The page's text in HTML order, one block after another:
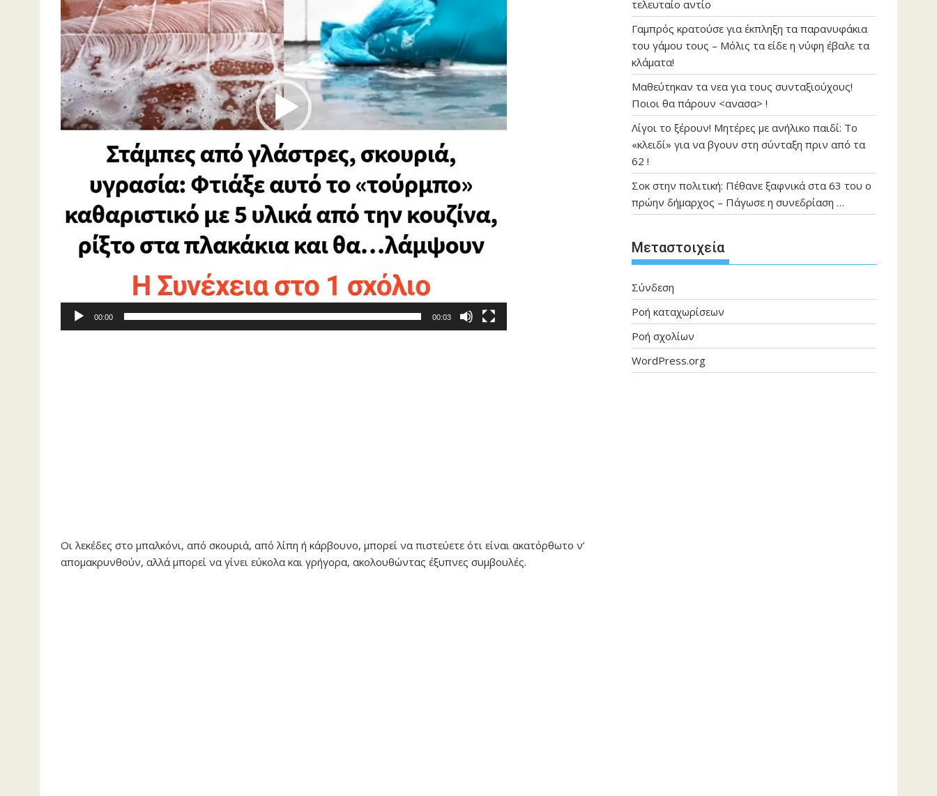
00:00 00:03
Οι λεκέδες στο μπαλκόνι, από σκουριά, από λίπη ή κάρβουνο, μπορεί να πιστεύετε ότι είναι ακατόρθωτο ν’
απομακρυνθούν, αλλά μπορεί να γίνει εύκολα και γρήγορα, ακολουθώντας έξυπνες συμβουλές.
τελευταίο αντίο
Γαμπρός κρατούσε για έκπληξη τα παρανυφάκια
του γάμου τους – Μόλις τα είδε η νύφη έβαλε τα
κλάματα!
Μαθεύτηκαν τα νεα για τους συνταξιούχους!
Ποιοι θα πάρουν <ανασα> !
Λίγοι το ξέρουν! Μητέρες με ανήλικο παιδί: Το
«κλειδί» για να βγουν στη σύνταξη πριν από τα
62 !
Σοκ στην πολιτική: Πέθανε ξαφνικά στα 63 του ο
πρώην δήμαρχος – Πάγωσε η συνεδρίαση …
Μεταστοιχεία
Σύνδεση
Ροή καταχωρίσεων
Ροή σχολίων
WordPress.org